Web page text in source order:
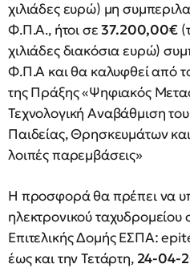
χιλιάδες ευρώ) μη
Φ.Π.Α., ήτοι σε37.200,00€
χιλιάδες διακόσια ευρώ)
Φ.Π.Α και θα καλυφθεί από
της Πράξης «Ψηφιακός
Τεχνολογική Αναβάθμιση
Παιδείας, Θρησκευμάτων
λοιπές παρεμβάσεις»
Η προσφορά θα πρέπει να
ηλεκτρονικού ταχυδρομείου
Επιτελικής Δομής ΕΣΠΑ:
έως και την Τετάρτη, 24-04-